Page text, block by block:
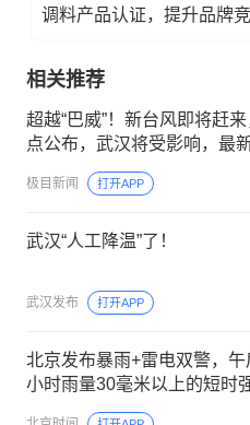
调料产品认证，提升品牌
相关推荐
超越“巴威”！新台风即将赶
点公布，武汉将受影响，最
极目新闻 打开APP
武汉“人工降温”了！
武汉发布 打开APP
北京发布暴雨+雷电双警，
小时雨量30毫米以上的短时